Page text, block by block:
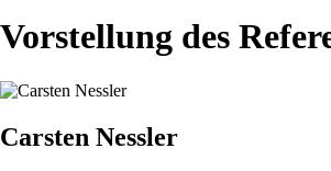
Vorstellung des
Carsten Nessler